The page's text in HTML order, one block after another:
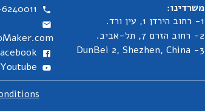
משרדינו:
1- רחוב הירדן 1, עין ורד.
2- רחוב הזרם 7, תל-אביב.
3- DunBei 2, Shezhen, China
Youtube